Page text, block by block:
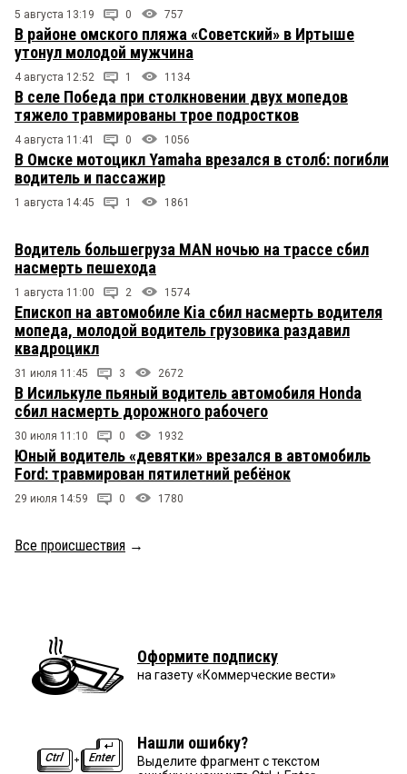
5 августа 13:19 0 757
В районе омского пляжа «Советский» в Иртыше
утонул молодой мужчина
4 августа 12:52 1 1134
В селе Победа при столкновении двух мопедов
тяжело травмированы трое подростков
4 августа 11:41 0 1056
В Омске мотоцикл Yamaha врезался в столб: погибли
водитель и пассажир
1 августа 14:45 1 1861
Водитель большегруза MAN ночью на трассе сбил
насмерть пешехода
1 августа 11:00 2 1574
Епископ на автомобиле Kia сбил насмерть водителя
мопеда, молодой водитель грузовика раздавил
квадроцикл
31 июля 11:45 3 2672
В Исилькуле пьяный водитель автомобиля Honda
сбил насмерть дорожного рабочего
30 июля 11:10 0 1932
Юный водитель «девятки» врезался в автомобиль
Ford: травмирован пятилетний ребёнок
29 июля 14:59 0 1780
Все происшествия →
Оформите подписку
на газету «Коммерческие вести»
Нашли ошибку?
Выделите фрагмент с текстом